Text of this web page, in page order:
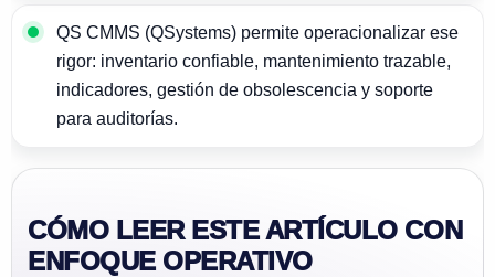
QS CMMS (QSystems) permite operacionalizar ese
rigor: inventario confiable, mantenimiento trazable,
indicadores, gestión de obsolescencia y soporte
para auditorías.
CÓMO LEER ESTE ARTÍCULO CON
ENFOQUE OPERATIVO